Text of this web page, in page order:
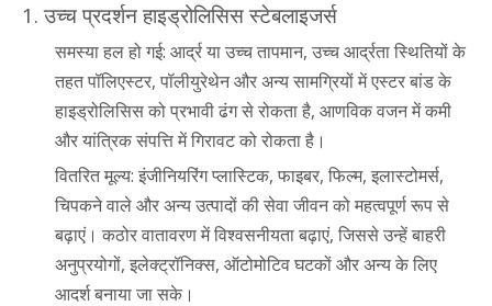
1. उच्च प्रदर्शन हाइड्रोलिसिस स्टेबलाइजर्स
समस्या हल हो गई: आर्द्र या उच्च तापमान, उच्च आर्द्रता स्थितियों के
तहत पॉलिएस्टर, पॉलीयुरेथेन और अन्य सामग्रियों में एस्टर बांड के
हाइड्रोलिसिस को प्रभावी ढंग से रोकता है, आणविक वजन में कमी
और यांत्रिक संपत्ति में गिरावट को रोकता है।
वितरित मूल्य: इंजीनियरिंग प्लास्टिक, फाइबर, फिल्म, इलास्टोमर्स,
चिपकने वाले और अन्य उत्पादों की सेवा जीवन को महत्वपूर्ण रूप से
बढ़ाएं। कठोर वातावरण में विश्वसनीयता बढ़ाएं, जिससे उन्हें बाहरी
अनुप्रयोगों, इलेक्ट्रॉनिक्स, ऑटोमोटिव घटकों और अन्य के लिए
आदर्श बनाया जा सके।